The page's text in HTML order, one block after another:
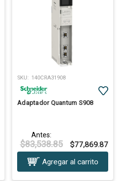
SKU: 140CRA31908
Adaptador Quantum S908
Antes:
$83,538.85
$77,869.87
Agregar al carrito